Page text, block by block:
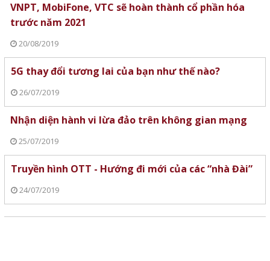
VNPT, MobiFone, VTC sẽ hoàn thành cổ phần hóa
trước năm 2021
20/08/2019
5G thay đổi tương lai của bạn như thế nào?
26/07/2019
Nhận diện hành vi lừa đảo trên không gian mạng
25/07/2019
Truyền hình OTT - Hướng đi mới của các “nhà Đài”
24/07/2019